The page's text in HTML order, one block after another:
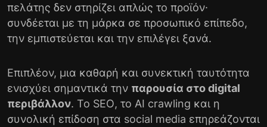
πελάτης δεν στηρίζει απλώς το προϊόν·
συνδέεται με τη μάρκα σε προσωπικό επίπεδο,
την εμπιστεύεται και την επιλέγει ξανά.
Επιπλέον, μια καθαρή και συνεκτική ταυτότητα
ενισχύει σημαντικά την παρουσία στο digital
περιβάλλον. Το SEO, το AI crawling και η
συνολική επίδοση στα social media επηρεάζονται